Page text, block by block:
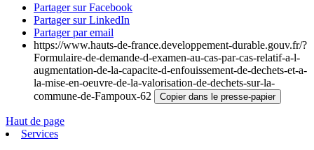
Partager sur Facebook
Partager sur LinkedIn
Partager par email
https://www.hauts-de-france.developpement-durable.gouv.fr/?
Formulaire-de-demande-d-examen-au-cas-par-cas-relatif-a-l-
augmentation-de-la-capacite-d-enfouissement-de-dechets-et-a-
la-mise-en-oeuvre-de-la-valorisation-de-dechets-sur-la-
commune-de-Fampoux-62
Copier dans le presse-papier
Haut de page
Services